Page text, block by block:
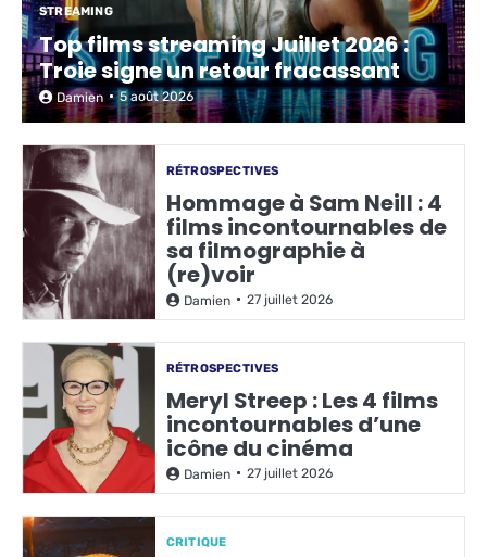
STREAMING
Top films streaming Juillet 2026 :
Troie signe un retour fracassant
Damien 5 août 2026
RÉTROSPECTIVES
Hommage à Sam Neill : 4
films incontournables de
sa filmographie à
(re)voir
Damien 27 juillet 2026
RÉTROSPECTIVES
Meryl Streep : Les 4 films
incontournables d’une
icône du cinéma
Damien 27 juillet 2026
CRITIQUE